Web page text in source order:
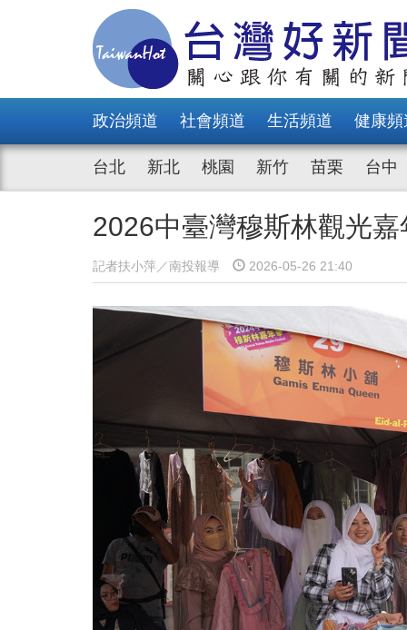
政治頻道 社會頻道 生活頻道 健康頻
台北 新北 桃園 新竹 苗栗 台中
2026中臺灣穆斯林觀光
記者扶小萍／南投報導 2026-05-26 21:40